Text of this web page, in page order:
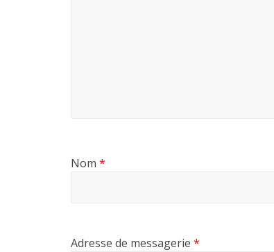
Nom *
Adresse de messagerie *